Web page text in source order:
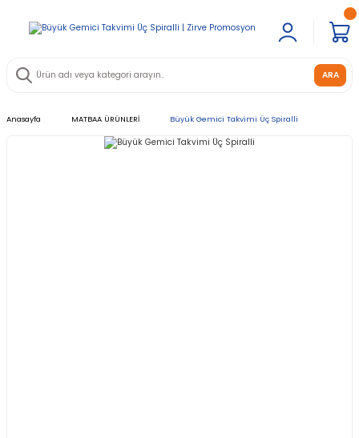
ARA
Anasayfa MATBAA ÜRÜNLERİ Büyük Gemici Takvimi Üç Spiralli